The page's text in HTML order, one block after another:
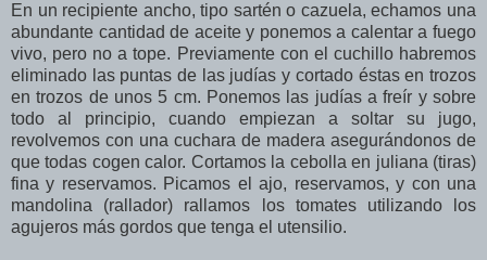
En un recipiente ancho, tipo sartén o cazuela, echamos una
abundante cantidad de aceite y ponemos a calentar a fuego
vivo, pero no a tope. Previamente con el cuchillo habremos
eliminado las puntas de las judías y cortado éstas en trozos
en trozos de unos 5 cm. Ponemos las judías a freír y sobre
todo al principio, cuando empiezan a soltar su jugo,
revolvemos con una cuchara de madera asegurándonos de
que todas cogen calor. Cortamos la cebolla en juliana (tiras)
fina y reservamos. Picamos el ajo, reservamos, y con una
mandolina (rallador) rallamos los tomates utilizando los
agujeros más gordos que tenga el utensilio.